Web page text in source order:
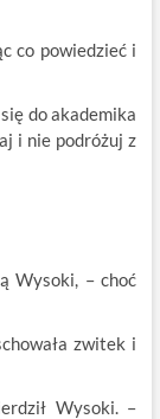
co powiedzieć i
do akademika
i nie podróżuj z
Wysoki, – choć
zwitek i
Wysoki. –